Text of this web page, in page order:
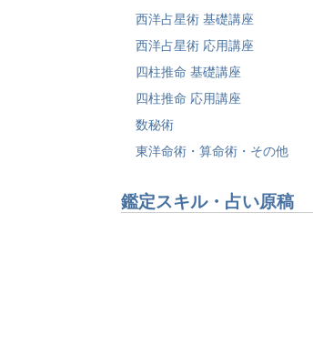
西洋占星術 基礎講座
西洋占星術 応用講座
四柱推命 基礎講座
四柱推命 応用講座
数秘術
東洋命術・算命術・その他
鑑定スキル・占い原稿